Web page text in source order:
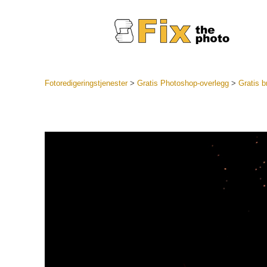
LR
Beste
Mobile
Fotoredigeringstjenester> Gratis Photoshop-overlegg> Gratis